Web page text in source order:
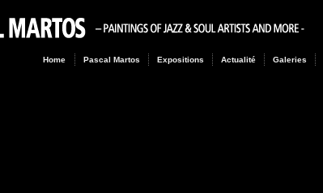
Home Pascal Martos Expositions Actualité Galeries